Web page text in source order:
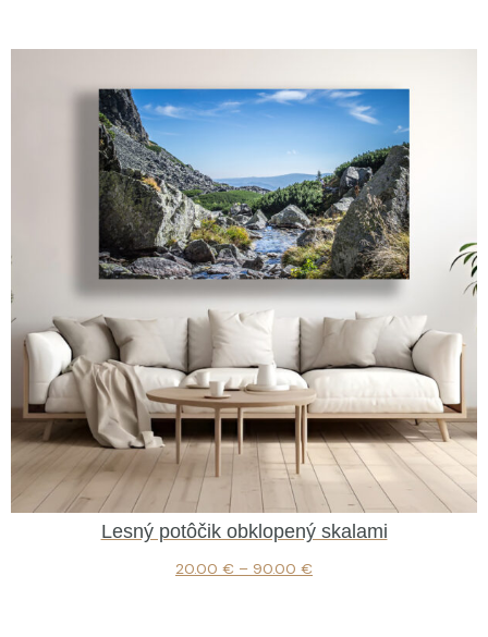
Lesný potôčik obklopený skalami
20.00 € – 90.00 €